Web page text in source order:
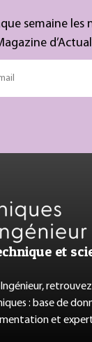
semaine les
et
: base de
et